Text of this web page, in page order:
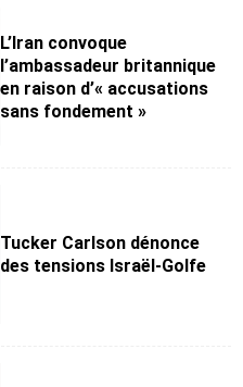
L’Iran convoque
l’ambassadeur britannique
en raison d’« accusations
sans fondement »
Tucker Carlson dénonce
des tensions Israël-Golfe